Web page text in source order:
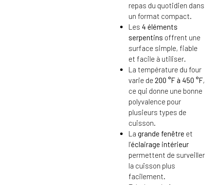
repas du quotidien dans
un format compact.
Les 4 éléments
serpentins offrent une
surface simple, fiable
et facile à utiliser.
La température du four
varie de 200 °F à 450 °F,
ce qui donne une bonne
polyvalence pour
plusieurs types de
cuisson.
La grande fenêtre et
l’éclairage intérieur
permettent de surveiller
la cuisson plus
facilement.